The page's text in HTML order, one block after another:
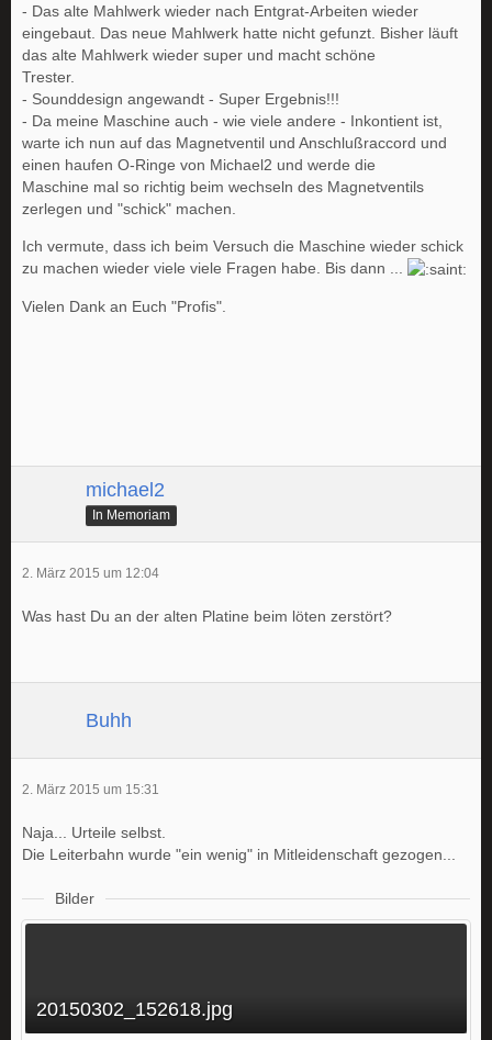
- Das alte Mahlwerk wieder nach Entgrat-Arbeiten wieder
eingebaut. Das neue Mahlwerk hatte nicht gefunzt. Bisher läuft
das alte Mahlwerk wieder super und macht schöne
Trester.
- Sounddesign angewandt - Super Ergebnis!!!
- Da meine Maschine auch - wie viele andere - Inkontient ist,
warte ich nun auf das Magnetventil und Anschlußraccord und
einen haufen O-Ringe von Michael2 und werde die
Maschine mal so richtig beim wechseln des Magnetventils
zerlegen und "schick" machen.
Ich vermute, dass ich beim Versuch die Maschine wieder schick
zu machen wieder viele viele Fragen habe. Bis dann ...
Vielen Dank an Euch "Profis".
michael2
In Memoriam
2. März 2015 um 12:04
Was hast Du an der alten Platine beim löten zerstört?
Buhh
2. März 2015 um 15:31
Naja... Urteile selbst.
Die Leiterbahn wurde "ein wenig" in Mitleidenschaft gezogen...
Bilder
20150302_152618.jpg